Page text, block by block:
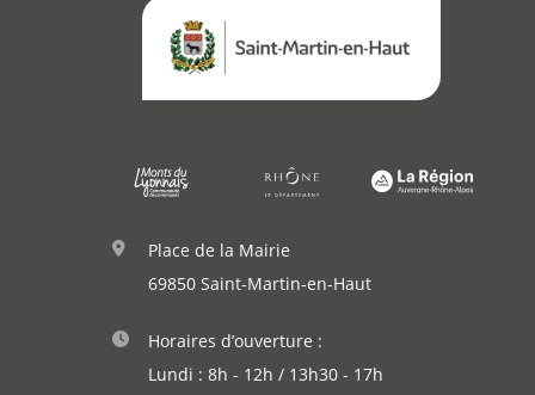
Place de la Mairie
69850 Saint-Martin-en-Haut
Horaires d’ouverture :
Lundi : 8h - 12h / 13h30 - 17h